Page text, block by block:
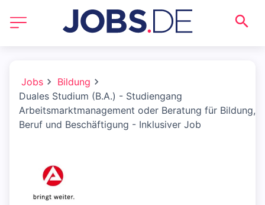
Jobs
Bildung
Duales Studium (B.A.) - Studiengang
Arbeitsmarktmanagement oder Beratung für Bildung,
Beruf und Beschäftigung - Inklusiver Job